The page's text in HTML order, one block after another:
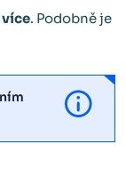
. Podobně je